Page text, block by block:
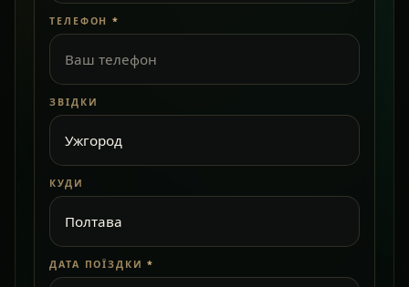
ТЕЛЕФОН *
ЗВІДКИ
КУДИ
ДАТА ПОЇЗДКИ *